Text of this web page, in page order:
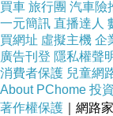
商品網址
買車 旅行團 汽車險
一元簡訊 直播達人
買網址 虛擬主機 企
廣告刊登 隱私權聲
消費者保護 兒童網
About PChome 投
著作權保護 ｜網路